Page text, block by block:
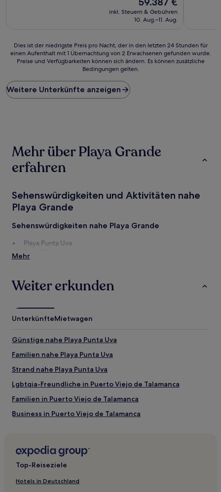
Preis
beträgt
inkl. Steuern & Gebühren
10. Aug.–11. Aug.
Dies
ist
Preis
pro
Nacht,
für
Aufenthalt
von
2 Erwachsenen
gefunden
wurde.
Verfügbarkeiten
können
Bedingungen
gelten.
Dies ist der niedrigste Preis pro Nacht, der in den letzten 24 Stunden für
einen Aufenthalt mit 1 Übernachtung von 2 Erwachsenen gefunden wurde.
Preise und Verfügbarkeiten können sich ändern. Es können zusätzliche
Bedingungen gelten.
Weitere Unterkünfte anzeigen
Mehr über Playa Grande
erfahren
Sehenswürdigkeiten und Aktivitäten nahe
Playa Grande
Sehenswürdigkeiten nahe Playa Grande
Playa Punta Uva
Playa Chiquita
Playa Cocles
Sixaola-Brücke
Talamanca Familienkunst
Botanischer Garten Finca La Isla
Mehr
Weiter erkunden
UnterkünfteMietwagen
Günstige nahe Playa Punta Uva
Familien nahe Playa Punta Uva
Strand nahe Playa Punta Uva
Lgbtqia-Freundliche in Puerto Viejo de Talamanca
Familien in Puerto Viejo de Talamanca
Business in Puerto Viejo de Talamanca
Hotels mit inbegriffenem Frühstück in Cahuita
Top-Reiseziele
Hotels in Deutschland